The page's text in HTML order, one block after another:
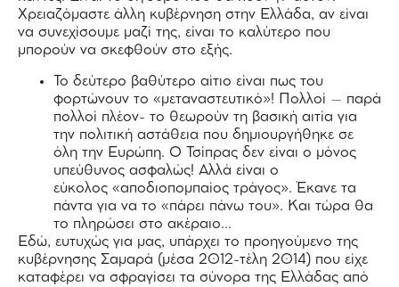
Χρειαζόμαστε άλλη κυβέρνηση στην Ελλάδα, αν είναι
να συνεχίσουμε μαζί της, είναι το καλύτερο που
μπορούν να σκεφθούν στο εξής.
Το δεύτερο βαθύτερο αίτιο είναι πως του
φορτώνουν το «μεταναστευτικό»! Πολλοί – παρά
πολλοί πλέον- το θεωρούν τη βασική αιτία για
την πολιτική αστάθεια που δημιουργήθηκε σε
όλη την Ευρώπη. Ο Τσίπρας δεν είναι ο μόνος
υπεύθυνος ασφαλώς! Αλλά είναι ο
εύκολος «αποδιοπομπαίος τράγος». Έκανε τα
πάντα για να το «πάρει πάνω του». Και τώρα θα
το πληρώσει στο ακέραιο…
Εδώ, ευτυχώς για μας, υπάρχει το προηγούμενο της
κυβέρνησης Σαμαρά (μέσα 2012-τέλη 2014) που είχε
καταφέρει να σφραγίσει τα σύνορα της Ελλάδας από